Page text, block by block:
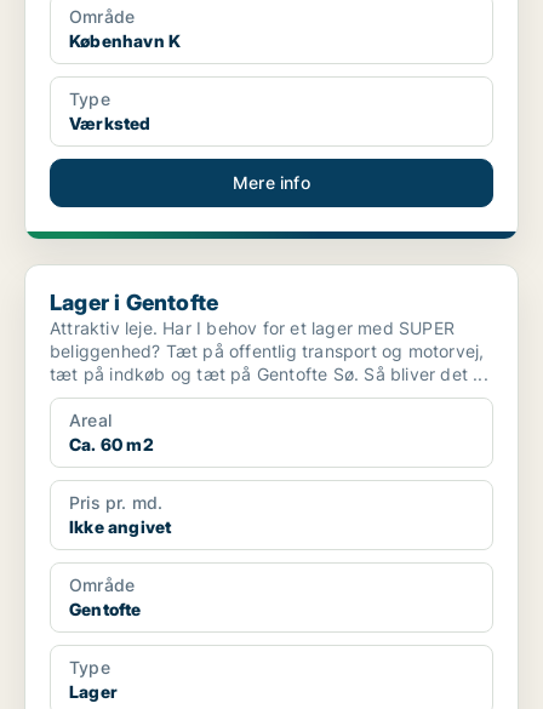
Område
København K
Type
Værksted
Mere info
Lager i Gentofte
Lager i Gentofte
Attraktiv leje. Har I behov for et lager med SUPER
beliggenhed? Tæt på offentlig transport og motorvej,
tæt på indkøb og tæt på Gentofte Sø. Så bliver det ...
Areal
Ca. 60 m2
Pris pr. md.
Ikke angivet
Område
Gentofte
Type
Lager